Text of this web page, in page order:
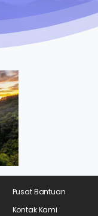
Pusat Bantuan
Kontak Kami